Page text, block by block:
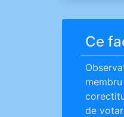
Ce
de